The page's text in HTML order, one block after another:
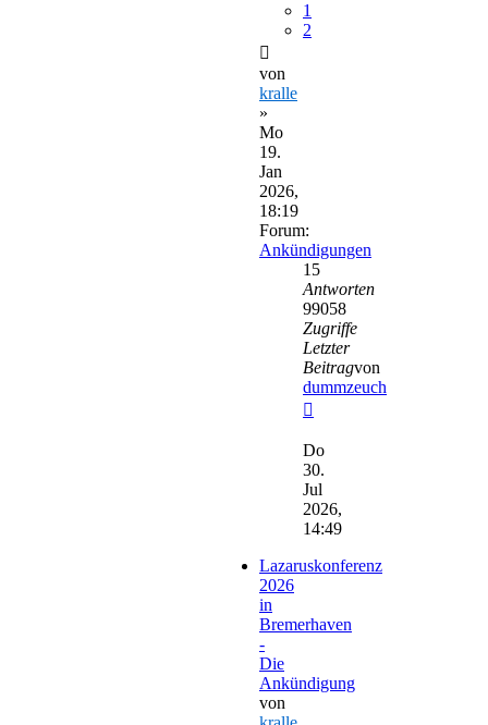
1
2
von
kralle
»
Mo
19.
Jan
2026,
18:19
Forum:
Ankündigungen
15
Antworten
99058
Zugriffe
Letzter
Beitragvon
dummzeuch
Beitrag
Do
30.
Jul
2026,
14:49
Lazaruskonferenz
2026
in
Bremerhaven
-
Die
Ankündigung
von